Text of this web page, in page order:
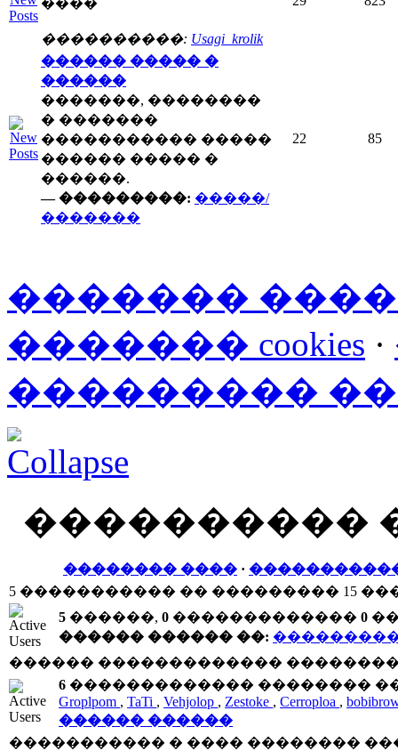
����
����������: Usagi_krolik
������ ����� �
������
�������, ��������
� �������
����������� �����
������ ����� �
������.
— ���������: �����/
�������
22 85
�������
������� cookies ·
���������
����������
�������� ���� ·
5 ����������� �� ��������� 15
5 ������, 0 ������������� 0
������ ������ ��:
������ �������������
6 ������������� ��������
Groplpom , TaTi , Vehjolop , Zestoke , Cerroploa ,
������ ������
����������� � ���� ��������